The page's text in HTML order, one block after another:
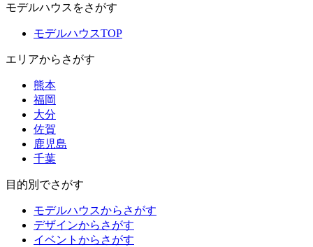
モデルハウスをさがす
モデルハウスTOP
エリアからさがす
熊本
福岡
大分
佐賀
鹿児島
千葉
目的別でさがす
モデルハウスからさがす
デザインからさがす
イベントからさがす